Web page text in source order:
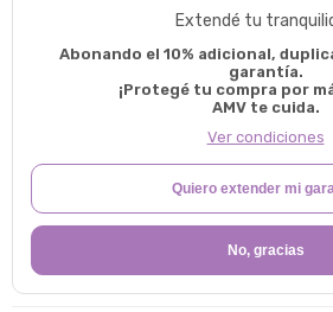
Extendé tu
Abonando el 10% adicional,
garantía.
¡Protegé tu compra por
AMV te cuida.
Ver condiciones
Quiero extender mi
No, gracias